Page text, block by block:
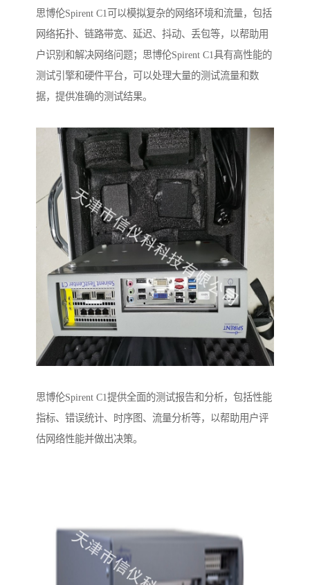
思博伦Spirent C1可以模拟复杂的网络环境和流量，包括
网络拓扑、链路带宽、延迟、抖动、丢包等，以帮助用
户识别和解决网络问题；思博伦Spirent C1具有高性能的
测试引擎和硬件平台，可以处理大量的测试流量和数
据，提供准确的测试结果。
思博伦Spirent C1提供全面的测试报告和分析，包括性能
指标、错误统计、时序图、流量分析等，以帮助用户评
估网络性能并做出决策。